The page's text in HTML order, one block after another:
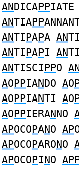
ANDICAPPIATE
ANTIAPP
ANTIPAPA ANTI
ANTIPAPI ANTI
ANTISCIPPO
AOPPIANDO AO
AOPPIANTI AO
AOPPIERANNO
APOCOPANO AP
APOCOPARONO
APOCOPINO